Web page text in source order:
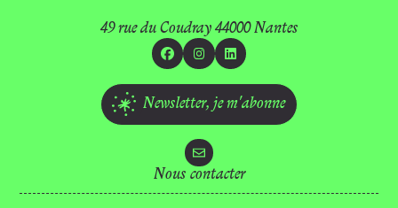
49 rue du Coudray 44000 Nantes
FacebookInstagramLinkedin
Newsletter, je m'abonne
Nous contacter